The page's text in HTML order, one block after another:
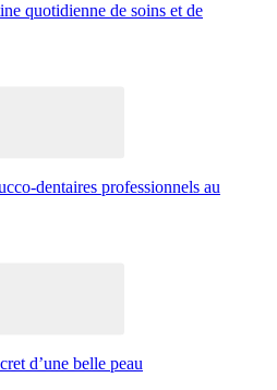
quotidienne de soins et de
dentaires professionnels au
d’une belle peau